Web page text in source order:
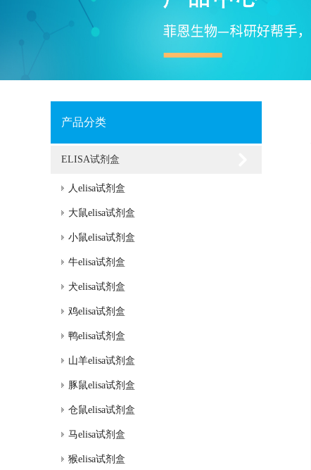
产品分类
ELISA试剂盒
人elisa试剂盒
大鼠elisa试剂盒
小鼠elisa试剂盒
牛elisa试剂盒
犬elisa试剂盒
鸡elisa试剂盒
鸭elisa试剂盒
山羊elisa试剂盒
豚鼠elisa试剂盒
仓鼠elisa试剂盒
马elisa试剂盒
猴elisa试剂盒